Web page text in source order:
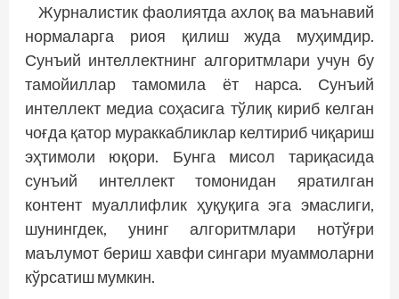
Журналистик фаолиятда ахлоқ ва маънавий
нормаларга риоя қилиш жуда муҳимдир.
Сунъий интеллектнинг алгоритмлари учун бу
тамойиллар тамомила ёт нарса. Сунъий
интеллект медиа соҳасига тўлиқ кириб келган
чоғда қатор мураккабликлар келтириб чиқариш
эҳтимоли юқори. Бунга мисол тариқасида
сунъий интеллект томонидан яратилган
контент муаллифлик ҳуқуқига эга эмаслиги,
шунингдек, унинг алгоритмлари нотўғри
маълумот бериш хавфи сингари муаммоларни
кўрсатиш мумкин.